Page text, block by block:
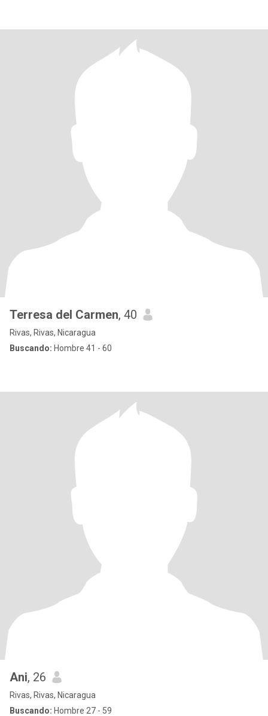
Terresa del Carmen, 40
Rivas, Rivas, Nicaragua
Buscando: Hombre 41 - 60
Ani, 26
Rivas, Rivas, Nicaragua
Buscando: Hombre 27 - 59